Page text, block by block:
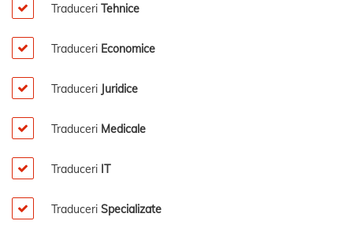
Traduceri Tehnice
Traduceri Economice
Traduceri Juridice
Traduceri Medicale
Traduceri IT
Traduceri Specializate